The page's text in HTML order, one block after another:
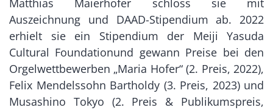
Matthias Maierhofer schloss sie mit
Auszeichnung und DAAD-Stipendium ab. 2022
erhielt sie ein Stipendium der Meiji Yasuda
Cultural Foundationund gewann Preise bei den
Orgelwettbewerben „Maria Hofer“ (2. Preis, 2022),
Felix Mendelssohn Bartholdy (3. Preis, 2023) und
Musashino Tokyo (2. Preis & Publikumspreis,